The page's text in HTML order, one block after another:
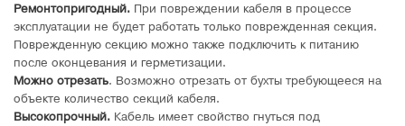
Ремонтопригодный. При повреждении кабеля в процессе
эксплуатации не будет работать только поврежденная секция.
Поврежденную секцию можно также подключить к питанию
после оконцевания и герметизации.
Можно отрезать. Возможно отрезать от бухты требующееся на
объекте количество секций кабеля.
Высокопрочный. Кабель имеет свойство гнуться под